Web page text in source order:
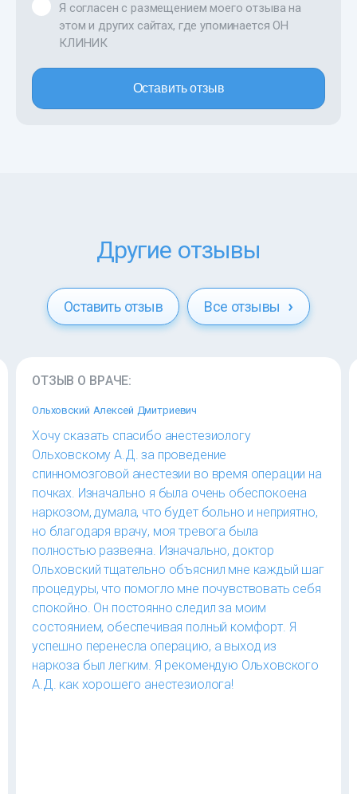
Я согласен с размещением моего отзыва на
этом и других сайтах, где упоминается ОН
КЛИНИК
Оставить отзыв
Другие отзывы
Оставить отзыв Все отзывы
ОТЗЫВ О ВРАЧЕ:
Ольховский Алексей Дмитриевич
Хочу сказать спасибо анестезиологу
Ольховскому А.Д. за проведение
спинномозговой анестезии во время операции на
почках. Изначально я была очень обеспокоена
наркозом, думала, что будет больно и неприятно,
но благодаря врачу, моя тревога была
полностью развеяна. Изначально, доктор
Ольховский тщательно объяснил мне каждый шаг
процедуры, что помогло мне почувствовать себя
спокойно. Он постоянно следил за моим
состоянием, обеспечивая полный комфорт. Я
успешно перенесла операцию, а выход из
наркоза был легким. Я рекомендую Ольховского
А.Д. как хорошего анестезиолога!